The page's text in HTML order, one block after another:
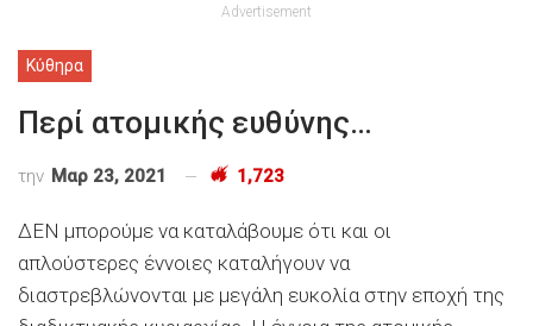
Advertisement
Κύθηρα
Περί ατομικής ευθύνης…
την Μαρ 23, 2021 1,723
ΔΕΝ μπορούμε να καταλάβουμε ότι και οι
απλούστερες έννοιες καταλήγουν να
διαστρεβλώνονται με μεγάλη ευκολία στην εποχή της